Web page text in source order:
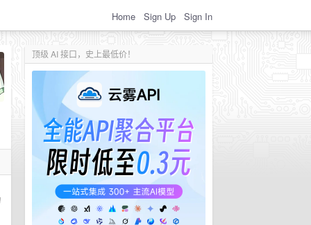
Home Sign Up Sign In
顶级 AI 接口，史上最低价！